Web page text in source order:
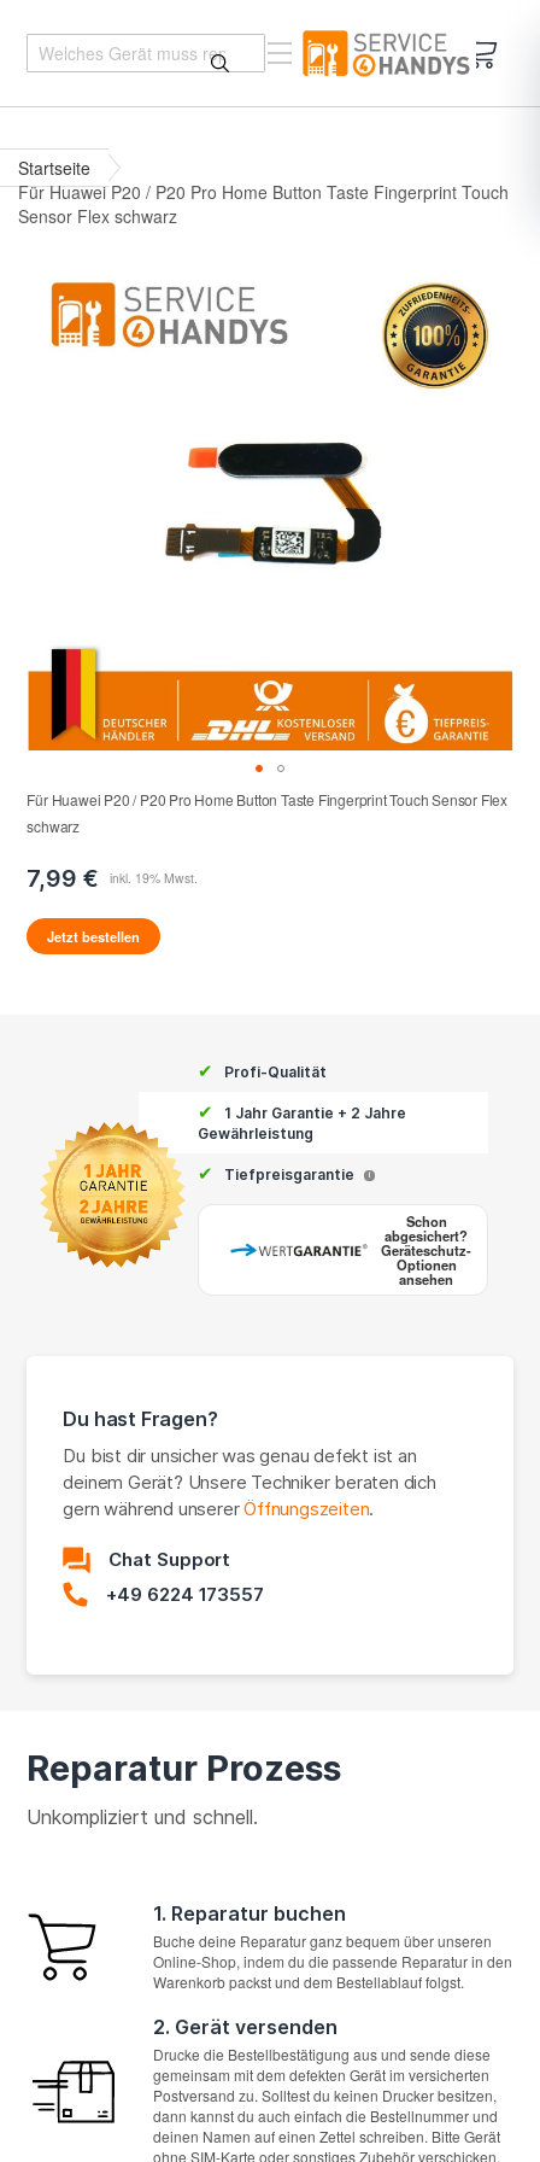
Startseite
Für Huawei P20 / P20 Pro Home Button Taste Fingerprint Touch
Sensor Flex schwarz
Für Huawei P20 / P20 Pro Home Button Taste Fingerprint Touch Sensor Flex
schwarz
7,99 €
Jetzt bestellen
✔ Profi-Qualität
✔
1 Jahr Garantie + 2 Jahre
Gewährleistung
✔ Tiefpreisgarantie i
Schon
abgesichert?
Geräteschutz-
Optionen
ansehen
Du hast Fragen?
Du bist dir unsicher was genau defekt ist an
deinem Gerät? Unsere Techniker beraten dich
gern während unsererÖffnungszeiten.
Chat Support
+49 6224 173557
Reparatur Prozess
Unkompliziert und schnell.
1. Reparatur buchen
Buche deine Reparatur ganz bequem über unseren
Online-Shop, indem du die passende Reparatur in den
Warenkorb packst und dem Bestellablauf folgst.
2. Gerät versenden
Drucke die Bestellbestätigung aus und sende diese
gemeinsam mit dem defekten Gerät im versicherten
Postversand zu. Solltest du keinen Drucker besitzen,
dann kannst du auch einfach die Bestellnummer und
deinen Namen auf einen Zettel schreiben. Bitte Gerät
ohne SIM-Karte oder sonstiges Zubehör verschicken.